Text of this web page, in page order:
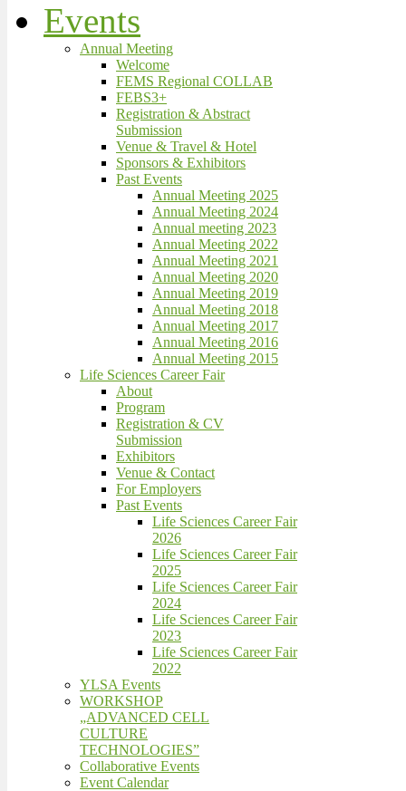
Events
Annual Meeting
Welcome
FEMS Regional COLLAB
FEBS3+
Registration & Abstract
Submission
Venue & Travel & Hotel
Sponsors & Exhibitors
Past Events
Annual Meeting 2025
Annual Meeting 2024
Annual meeting 2023
Annual Meeting 2022
Annual Meeting 2021
Annual Meeting 2020
Annual Meeting 2019
Annual Meeting 2018
Annual Meeting 2017
Annual Meeting 2016
Annual Meeting 2015
Life Sciences Career Fair
About
Program
Registration & CV
Submission
Exhibitors
Venue & Contact
For Employers
Past Events
Life Sciences Career Fair
2026
Life Sciences Career Fair
2025
Life Sciences Career Fair
2024
Life Sciences Career Fair
2023
Life Sciences Career Fair
2022
YLSA Events
WORKSHOP
„ADVANCED CELL
CULTURE
TECHNOLOGIES”
Collaborative Events
Event Calendar